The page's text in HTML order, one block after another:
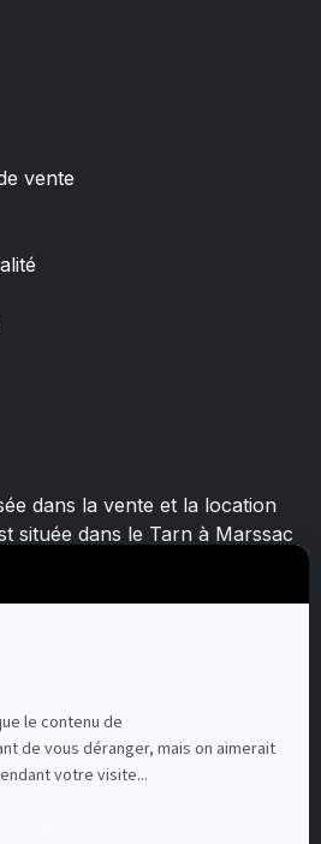
vente
dans la vente et la location
située dans le Tarn à Marssac
quotidiennement tout en œuvre
de chacun.